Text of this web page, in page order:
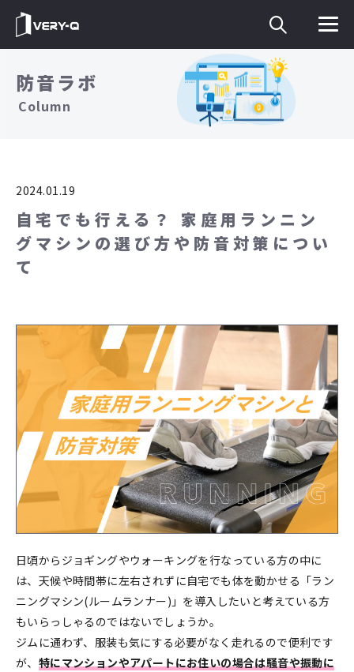
防音ラボ
Column
2024.01.19
自宅でも行える？ 家庭用ランニン
グマシンの選び方や防音対策につい
て
日頃からジョギングやウォーキングを行なっている方の中に
は、天候や時間帯に左右されずに自宅でも体を動かせる「ラン
ニングマシン(ルームランナー)」を導入したいと考えている方
もいらっしゃるのではないでしょうか。
ジムに通わず、服装も気にする必要がなく走れるので便利です
が、 特にマンションやアパートにお住いの場合は騒音や振動に